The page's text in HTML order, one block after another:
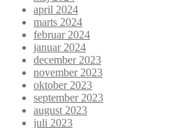
april 2024
marts 2024
februar 2024
januar 2024
december 2023
november 2023
oktober 2023
september 2023
august 2023
juli 2023